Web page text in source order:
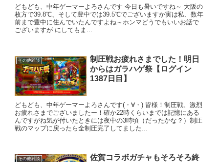
どもども、中年ゲーマーよろさんです 今日も暑いですね～ 大阪の
枚方で39.8℃、そして豊中では39.5℃でございますか実は私、数年
前まで豊中に住んでいたんですよね～ホンマどうでもいいお話で
ございますが にしてもま...
その他雑談
制圧戦お疲れさまでした！明日
からはガラハゲ祭【ログイン
1387日目】
どもども、中年ゲーマーよろさんです(・∀・) 皆様！制圧戦、激烈
お疲れさまでございましたー！確か22時くらいまでは記憶にある
んですがね気が付いたときには夜中の3時頃（だったかな？）制圧
戦のマップに戻ったら全制圧完了してました...
その他雑談
佐賀コラボガチャもそろそろ終